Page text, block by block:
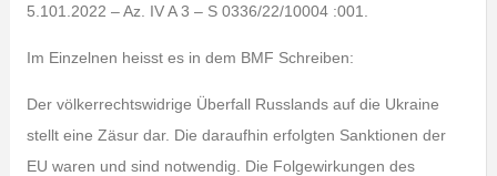
5.101.2022 – Az. IV A 3 – S 0336/22/10004 :001.
Im Einzelnen heisst es in dem BMF Schreiben:
Der völkerrechtswidrige Überfall Russlands auf die Ukraine
stellt eine Zäsur dar. Die daraufhin erfolgten Sanktionen der
EU waren und sind notwendig. Die Folgewirkungen des